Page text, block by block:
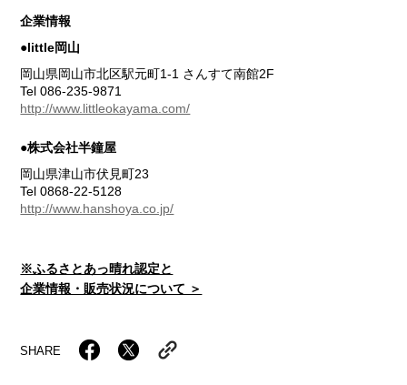
企業情報
●little岡山
岡山県岡山市北区駅元町1-1 さんすて南館2F
Tel 086-235-9871
http://www.littleokayama.com/
●株式会社半鐘屋
岡山県津山市伏見町23
Tel 0868-22-5128
http://www.hanshoya.co.jp/
※ふるさとあっ晴れ認定と
企業情報・販売状況について ＞
SHARE